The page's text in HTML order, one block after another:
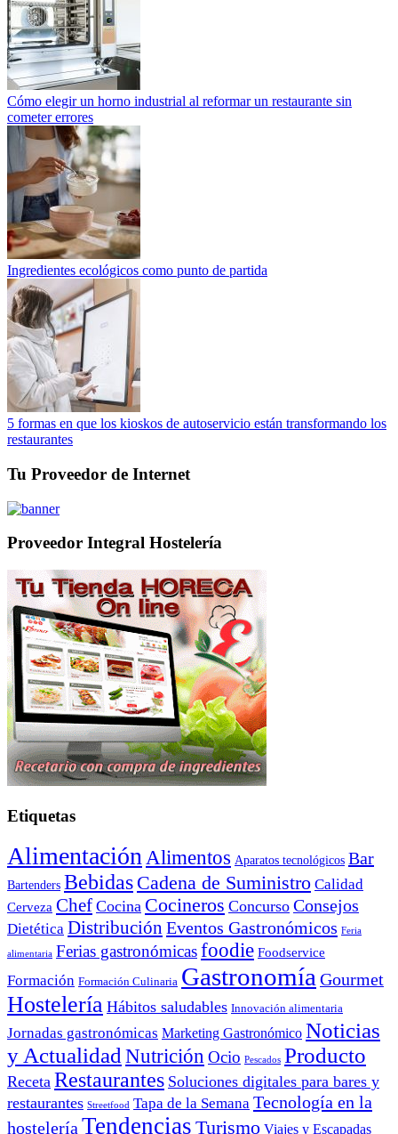
Cómo elegir un horno industrial al reformar un restaurante sin
cometer errores
Ingredientes ecológicos como punto de partida
5 formas en que los kioskos de autoservicio están transformando los
restaurantes
Tu Proveedor de Internet
Proveedor Integral Hostelería
Etiquetas
AlimentaciónAlimentos Aparatos tecnológicos Bar
Bartenders Bebidas Cadena de Suministro Calidad
Cerveza Chef Cocina Cocineros Concurso Consejos
Dietética Distribución Eventos Gastronómicos Feria
alimentaria Ferias gastronómicasfoodie Foodservice
Formación Formación Culinaria Gastronomía Gourmet
Hostelería Hábitos saludables Innovación alimentaria
Jornadas gastronómicas Marketing Gastronómico Noticias
y Actualidad Nutrición Ocio Pescados Producto
Receta Restaurantes Soluciones digitales para bares y
restaurantes Streetfood Tapa de la Semana Tecnología en la
hostelería Tendencias Turismo Viajes y Escapadas